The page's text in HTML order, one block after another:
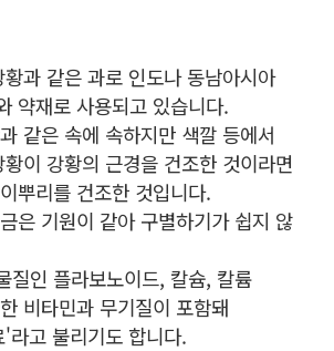
과 같은 과로 인도나 동남아시아
약재로 사용되고 있습니다.
같은 속에 속하지만 색깔 등에서
황이 강황의 근경을 건조한 것이라면
뿌리를 건조한 것입니다.
은 기원이 같아구별하기가 쉽지 않
질인 플라보노이드, 칼슘, 칼륨
비타민과 무기질이 포함돼
라고 불리기도 합니다.